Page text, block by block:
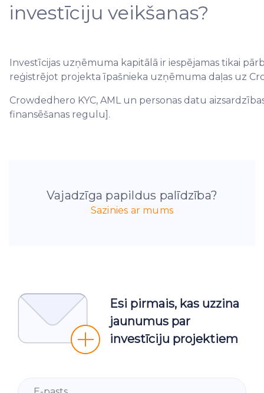
investīciju veikšanas?
Investīcijas uzņēmuma kapitālā ir iespējamas tikai
reģistrējot projekta īpašnieka uzņēmuma daļas uz
Crowdedhero KYC, AML un personas datu
finansēšanas regulu].
Vajadzīga papildus palīdzība?
Sazinies ar mums
Esi pirmais, kas uzzina
jaunumus par
investīciju projektiem